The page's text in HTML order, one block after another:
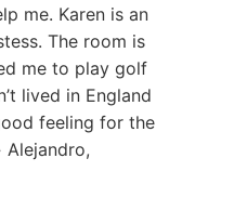
me. Karen is an
The room is
me to play golf
lived in England
feeling for the
Alejandro,